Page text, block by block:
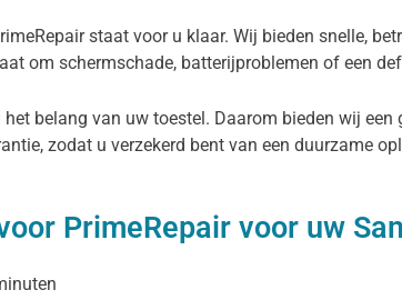
staat voor u klaar. Wij bieden snelle,
om schermschade, batterijproblemen of een
belang van uw toestel. Daarom bieden wij
zodat u verzekerd bent van een duurzame
PrimeRepair voor uw